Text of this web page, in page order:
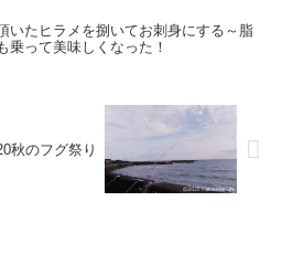
いたヒラメを捌いてお刺身にする～脂
乗って美味しくなった！
秋のフグ祭り